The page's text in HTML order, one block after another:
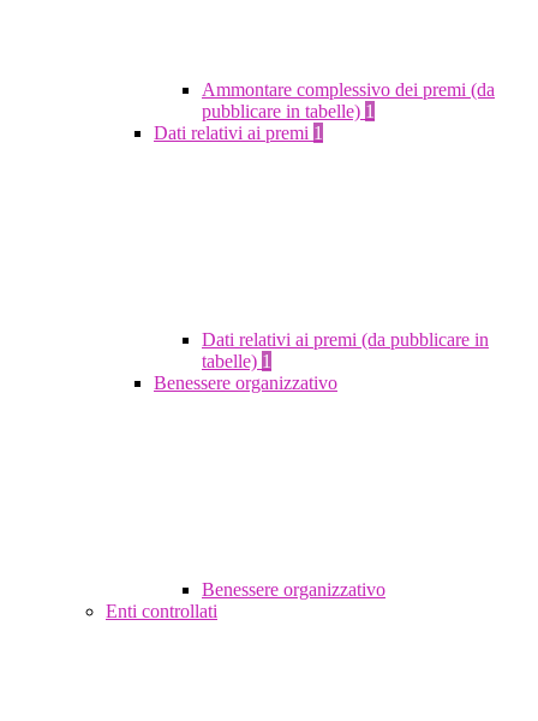
Ammontare complessivo dei premi (da
pubblicare in tabelle) 1
Dati relativi ai premi 1
Dati relativi ai premi (da pubblicare in
tabelle) 1
Benessere organizzativo
Benessere organizzativo
Enti controllati